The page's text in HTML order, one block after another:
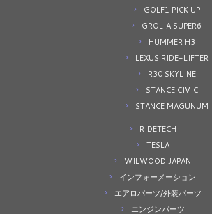
GOLF1 PICK UP
GROLIA SUPER6
HUMMER H3
LEXUS RIDE-LIFTER
R30 SKYLINE
STANCE CIVIC
STANCE MAGUNUM
RIDETECH
TESLA
WILWOOD JAPAN
インフォーメーション
エアロパーツ/外装パーツ
エンジンパーツ